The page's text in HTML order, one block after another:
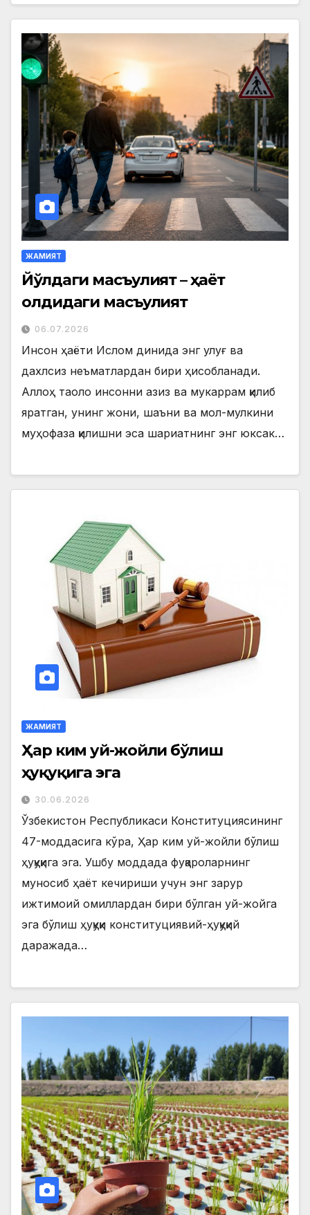
ЖАМИЯТ
Йўлдаги масъулият – ҳаёт
олдидаги масъулият
06.07.2026
Инсон ҳаёти Ислом динида энг улуғ ва
дахлсиз неъматлардан бири ҳисобланади.
Аллоҳ таоло инсонни азиз ва мукаррам қилиб
яратган, унинг жони, шаъни ва мол-мулкини
муҳофаза қилишни эса шариатнинг энг юксак…
ЖАМИЯТ
Ҳар ким уй-жойли бўлиш
ҳуқуқига эга
30.06.2026
Ўзбекистон Республикаси Конституциясининг
47-моддасига кўра, Ҳар ким уй-жойли бўлиш
ҳуқуқига эга. Ушбу моддада фуқароларнинг
муносиб ҳаёт кечириши учун энг зарур
ижтимоий омиллардан бири бўлган уй-жойга
эга бўлиш ҳуқуқи конституциявий-ҳуқуқий
даражада…